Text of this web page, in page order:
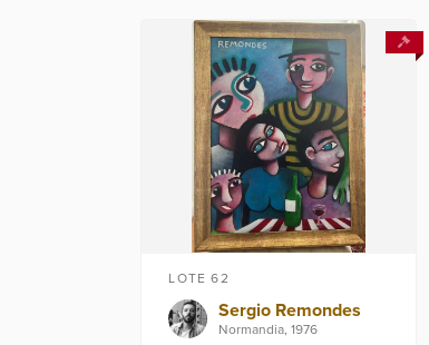
LOTE 62
Sergio Remondes
Normandia, 1976